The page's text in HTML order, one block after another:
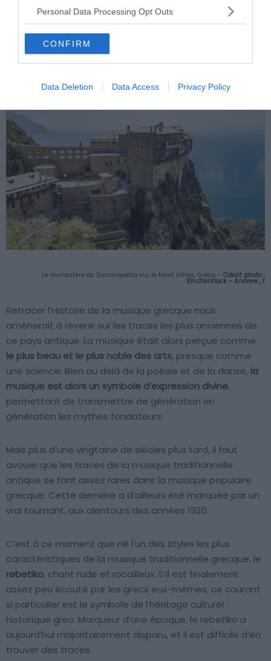
Personal Data Processing Opt Outs
CONFIRM
Data Deletion Data Access Privacy Policy
3. La musique traditionnelle grecque
Le monastère de Simonopetra sur le Mont Athos, Grèce – Crédit photo :
Shutterstock – Andrew_T
Retracer l’Histoire de la musique grecque nous
amènerait à revenir sur les traces les plus anciennes de
ce pays antique. La musique était alors perçue comme
le plus beau et le plus noble des arts, presque comme
une science. Bien au delà de la poésie et de la danse, la
musique est alors un symbole d’expression divine,
permettant de transmettre de génération en
génération les mythes fondateurs.
Mais plus d’une vingtaine de siècles plus tard, il faut
avouer que les traces de la musique traditionnelle
antique se font assez rares dans la musique populaire
grecque. Cette dernière a d’ailleurs été marquée par un
vrai tournant, aux alentours des années 1920.
C’est à ce moment que né l’un des styles les plus
caractéristiques de la musique traditionnelle grecque, le
rebetiko, chant rude et rocailleux. S’il est finalement
assez peu écouté par les grecs eux-mêmes, ce courant
si particulier est le symbole de l’héritage culturel
historique grec. Marqueur d’une époque, le rebetiko a
aujourd’hui majoritairement disparu, et il est difficile d’en
trouver des traces.